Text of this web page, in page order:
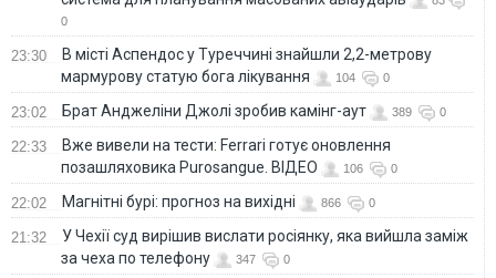
0
23:30
В місті Аспендос у Туреччині знайшли 2,2-метрову
мармурову статую бога лікування
104 0
23:02 Брат Анджеліни Джолі зробив камінг-аут 389 0
22:33
Вже вивели на тести: Ferrari готує оновлення
позашляховика Purosangue. ВІДЕО
106 0
22:02 Магнітні бурі: прогноз на вихідні 866 0
21:32
У Чехії суд вирішив вислати росіянку, яка вийшла заміж
за чеха по телефону
347 0